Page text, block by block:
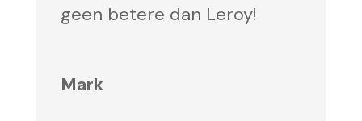
geen betere dan Leroy!
Mark